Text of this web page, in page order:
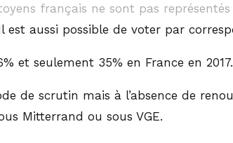
français ne sont pas représentés
aussi possible de voter par
et seulement 35% en France en 2017.
de scrutin mais à l’absence de
Mitterrand ou sous VGE.